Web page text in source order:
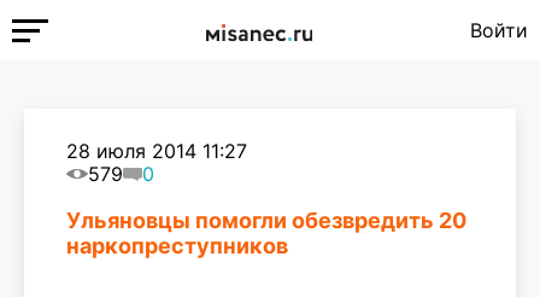
Войти
28 июля 2014 11:27
579
0
Ульяновцы помогли обезвредить 20
наркопреступников